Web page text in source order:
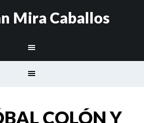
Mira Caballos
COLÓN Y